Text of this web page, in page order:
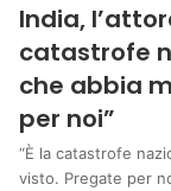
India,
catastrofe
che abbia
per noi”
“È la catastrofe
visto. Pregate per